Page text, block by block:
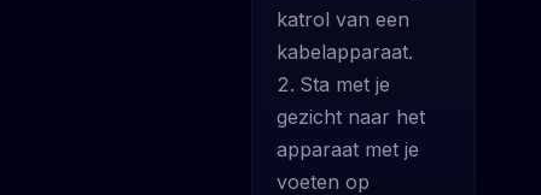
katrol van een
kabelapparaat.
Sta met je
gezicht naar het
apparaat met je
voeten op